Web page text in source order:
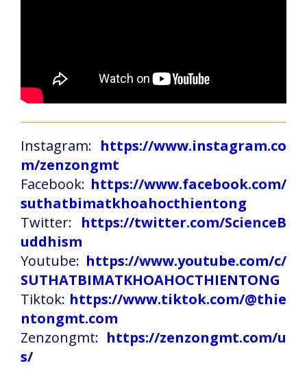
Instagram: https://www.instagram.co
m/zenzongmt
Facebook: https://www.facebook.com/
suthatbimatkhoahocthientong
Twitter: https://twitter.com/ScienceB
uddhism
Youtube: https://www.youtube.com/c/
SUTHATBIMATKHOAHOCTHIENTONG
Tiktok: https://www.tiktok.com/@thie
ntongmt.com
Zenzongmt: https://zenzongmt.com/u
s/